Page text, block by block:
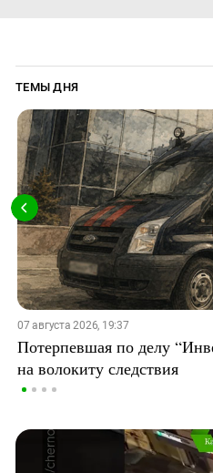
ТЕМЫ ДНЯ
07 августа 2026, 19:37
Потерпевшая по делу
на волокиту следствия